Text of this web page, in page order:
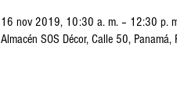
16 nov 2019, 10:30 a. m. – 12:30 p.
Almacén SOS Décor, Calle 50, Panamá,